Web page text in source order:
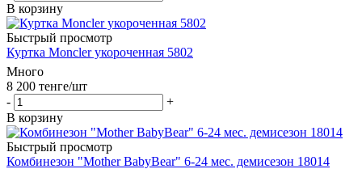
В корзину
Быстрый просмотр
Куртка Moncler укороченная 5802
Много
8 200 тенге/шт
-
+
В корзину
Быстрый просмотр
Комбинезон "Mother BabyBear" 6-24 мес. демисезон 18014